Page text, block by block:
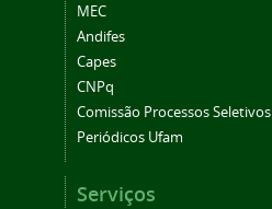
MEC
Andifes
Capes
CNPq
Comissão Processos Seletivos
Periódicos Ufam
Serviços